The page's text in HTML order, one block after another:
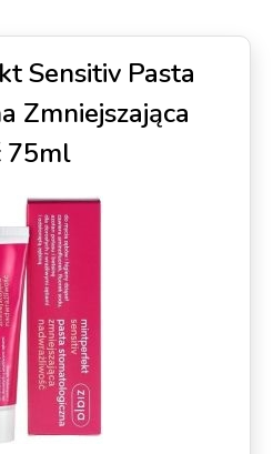
Sensitiv Pasta
Zmniejszająca
75ml